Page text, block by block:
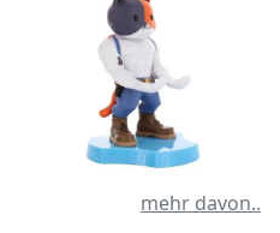
mehr davon..